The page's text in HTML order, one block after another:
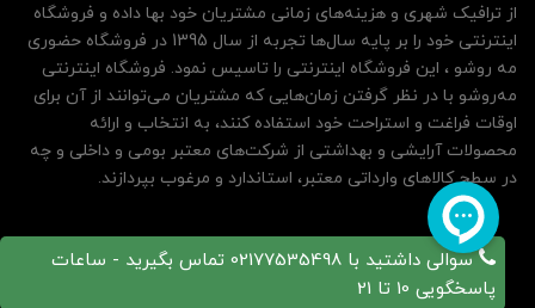
سوالی داشتید با 02177535498 تماس بگیرید - ساعات
پاسخگویی 10 تا 21
از ترافیک شهری و هزینه‌های زمانی مشتریان خود بها داده و فروشگاه
اینترنتی خود را بر پایه سال‌ها تجربه از سال 1395 در فروشگاه حضوری
مه روشو ، این فروشگاه اینترنتی را تاسیس نمود. فروشگاه اینترنتی
مه‌رو‌شو با در نظر گرفتن زمان‌هایی که مشتریان می‌توانند از آن‌ برای
اوقات فراغت و استراحت خود استفاده کنند، به انتخاب و ارائه
محصولات آرایشی و بهداشتی از شرکت‌های معتبر بومی و داخلی و چه
در سطح کالاهای وارداتی معتبر، استاندارد و مرغوب بپردازند.